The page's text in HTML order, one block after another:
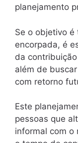
planejamento
Se o objetivo
encorpada, é
da
além de
com retorno
Este
pessoas que
informal com o